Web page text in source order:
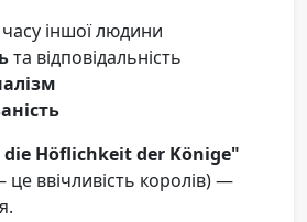
іншої людини
та відповідальність
Höflichkeit der Könige"
ввічливість королів) —